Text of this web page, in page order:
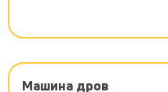
Машина дров